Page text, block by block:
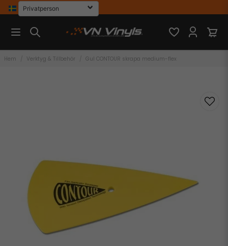
Hem Verktyg & Tillbehör Gul CONTOUR skrapa medium-flex